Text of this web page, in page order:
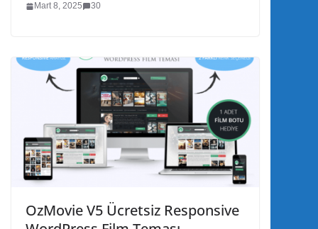
Mart 8, 2025 30
OzMovie V5 Ücretsiz Responsive